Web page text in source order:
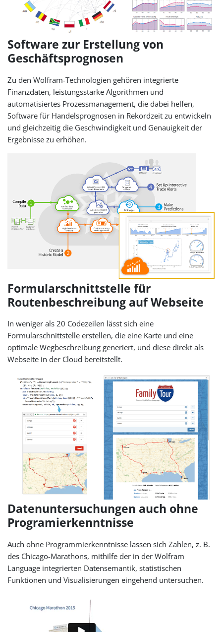
Software zur Erstellung von
Geschäftsprognosen
Zu den Wolfram-Technologien gehören integrierte
Finanzdaten, leistungsstarke Algorithmen und
automatisiertes Prozessmanagement, die dabei helfen,
Software für Handelsprognosen in Rekordzeit zu entwickeln
und gleichzeitig die Geschwindigkeit und Genauigkeit der
Ergebnisse zu erhöhen.
Formularschnittstelle für
Routenbeschreibung auf Webseite
In weniger als 20 Codezeilen lässt sich eine
Formularschnittstelle erstellen, die eine Karte und eine
optimale Wegbeschreibung generiert, und diese direkt als
Webseite in der Cloud bereitstellt.
Datenuntersuchungen auch ohne
Programierkenntnisse
Auch ohne Programmierkenntnisse lassen sich Zahlen, z. B.
des Chicago-Marathons, mithilfe der in der Wolfram
Language integrierten Datensemantik, statistischen
Funktionen und Visualisierungen eingehend untersuchen.